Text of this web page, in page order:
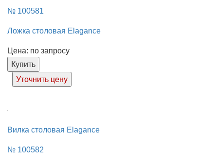
№ 100581
Ложка столовая Elagance
Цена: по запросу
Купить
Уточнить цену
Вилка столовая Elagance
№ 100582